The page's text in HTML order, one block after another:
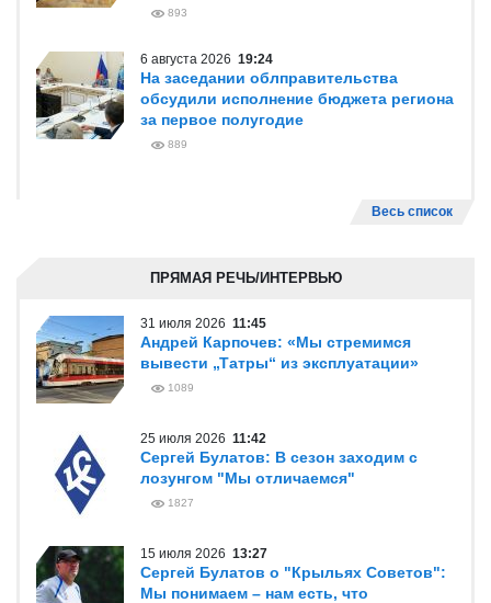
893
6 августа 2026 19:24
На заседании облправительства
обсудили исполнение бюджета региона
за первое полугодие
889
Весь список
ПРЯМАЯ РЕЧЬ/ИНТЕРВЬЮ
31 июля 2026 11:45
Андрей Карпочев: «Мы стремимся
вывести „Татры“ из эксплуатации»
1089
25 июля 2026 11:42
Сергей Булатов: В сезон заходим с
лозунгом "Мы отличаемся"
1827
15 июля 2026 13:27
Сергей Булатов о "Крыльях Советов":
Мы понимаем – нам есть, что